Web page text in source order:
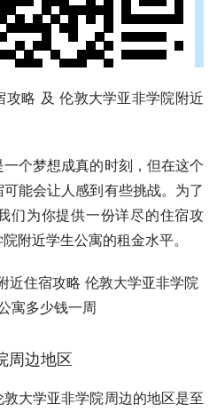
略 及 伦敦大学亚非学院附近
个梦想成真的时刻，但在这个
能会让人感到有些挑战。为了
们为你提供一份详尽的住宿攻
附近学生公寓的租金水平。
周边地区
大学亚非学院周边的地区是至